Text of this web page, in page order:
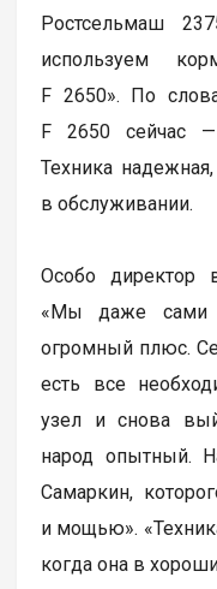
Ростсельмаш
используем
F 2650». По
F 2650 сейчас —
Техника
в обслуживании.
Особо директор
«Мы даже сами
огромный плюс.
есть все
узел и снова
народ опытный.
Самаркин,
и мощью».
когда она в